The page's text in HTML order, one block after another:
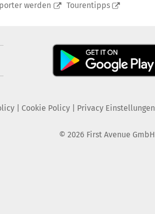
werden Tourentipps
| Cookie Policy| Privacy Einstellungen
© 2026 First Avenue GmbH